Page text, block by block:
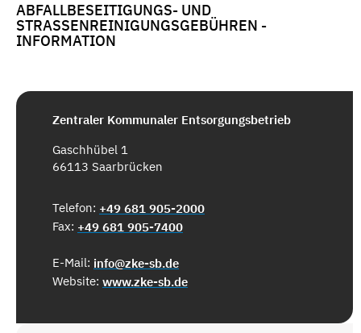
ABFALLBESEITIGUNGS- UND
STRASSENREINIGUNGSGEBÜHREN - I
NFORMATION
Zentraler Kommunaler Entsorgungsbetrieb
Gaschhübel 1
66113 Saarbrücken
Telefon: +49 681 905-2000
Fax: +49 681 905-7400
E-Mail: info@zke-sb.de
Website: www.zke-sb.de